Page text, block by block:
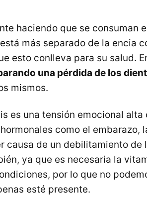
haciendo que se consuman
más separado de la encia
esto conlleva para su salud.
una pérdida de los
mismos.
es una tensión emocional alta
como el embarazo,
causa de un debilitamiento de
ya que es necesaria la
por lo que no
esté presente.